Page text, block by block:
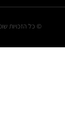
© כל הזכויות